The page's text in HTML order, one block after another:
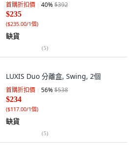
首購折扣價 40%$392
$235
($235.00/1個)
缺貨
(5)
LUXIS Duo 分離盒, Swing, 2個
首購折扣價 56%$538
$234
($117.00/1個)
缺貨
(5)